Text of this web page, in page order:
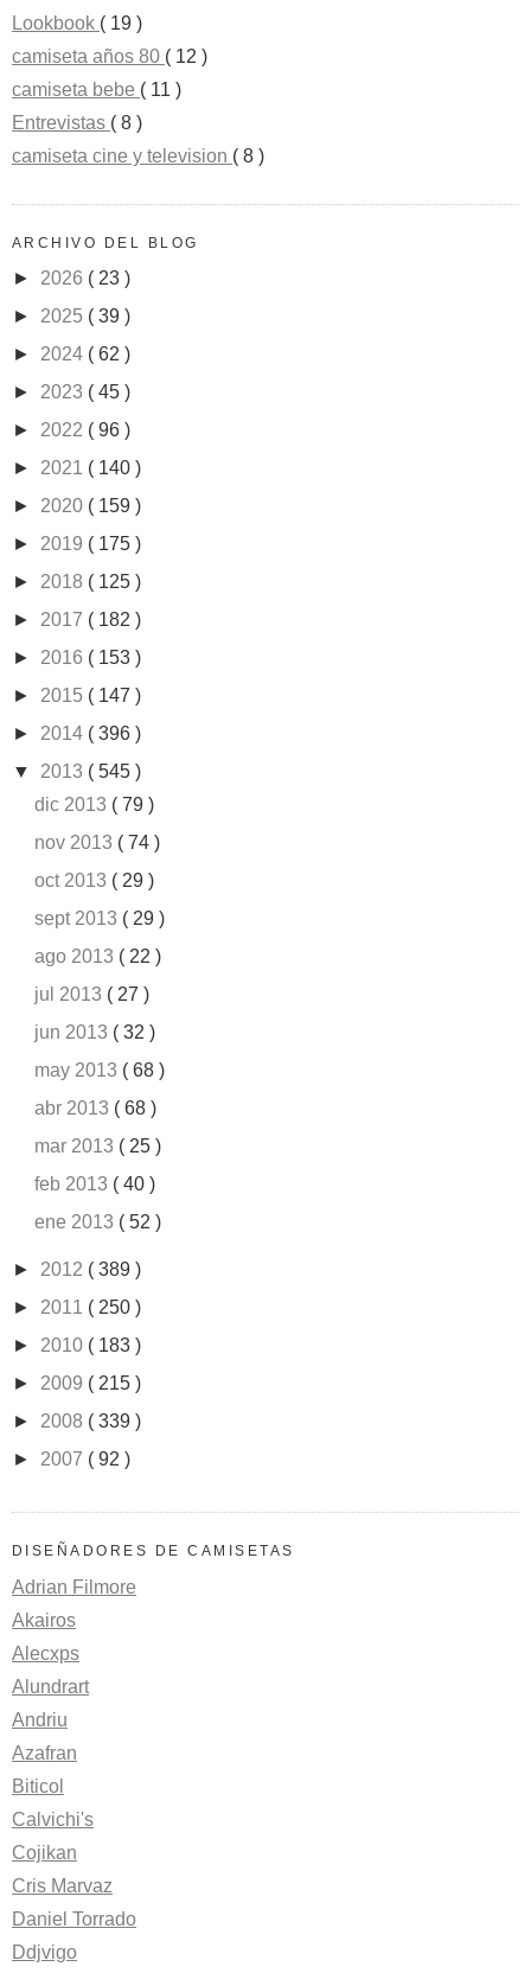
Lookbook ( 19 )
camiseta años 80 ( 12 )
camiseta bebe ( 11 )
Entrevistas ( 8 )
camiseta cine y television ( 8 )
ARCHIVO DEL BLOG
► 2026 ( 23 )
► 2025 ( 39 )
► 2024 ( 62 )
► 2023 ( 45 )
► 2022 ( 96 )
► 2021 ( 140 )
► 2020 ( 159 )
► 2019 ( 175 )
► 2018 ( 125 )
► 2017 ( 182 )
► 2016 ( 153 )
► 2015 ( 147 )
► 2014 ( 396 )
▼ 2013 ( 545 )
dic 2013 ( 79 )
nov 2013 ( 74 )
oct 2013 ( 29 )
sept 2013 ( 29 )
ago 2013 ( 22 )
jul 2013 ( 27 )
jun 2013 ( 32 )
may 2013 ( 68 )
abr 2013 ( 68 )
mar 2013 ( 25 )
feb 2013 ( 40 )
ene 2013 ( 52 )
► 2012 ( 389 )
► 2011 ( 250 )
► 2010 ( 183 )
► 2009 ( 215 )
► 2008 ( 339 )
► 2007 ( 92 )
DISEÑADORES DE CAMISETAS
Adrian Filmore
Akairos
Alecxps
Alundrart
Andriu
Azafran
Biticol
Calvichi's
Cojikan
Cris Marvaz
Daniel Torrado
Ddjvigo